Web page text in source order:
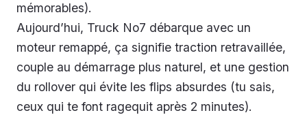
mémorables).
Aujourd’hui, Truck No7 débarque avec un
moteur remappé, ça signifie traction retravaillée,
couple au démarrage plus naturel, et une gestion
du rollover qui évite les flips absurdes (tu sais,
ceux qui te font ragequit après 2 minutes).